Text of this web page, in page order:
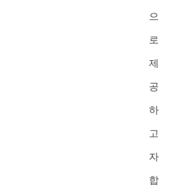
으
로
제
공
하
고
자
합